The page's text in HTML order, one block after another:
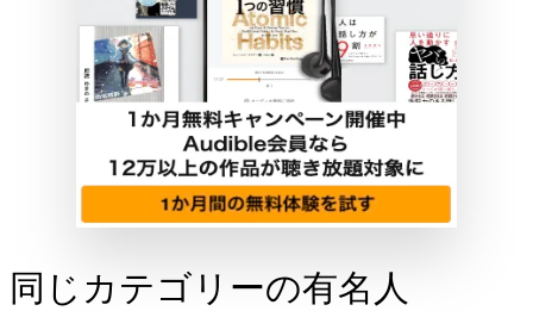
同じカテゴリーの有名人